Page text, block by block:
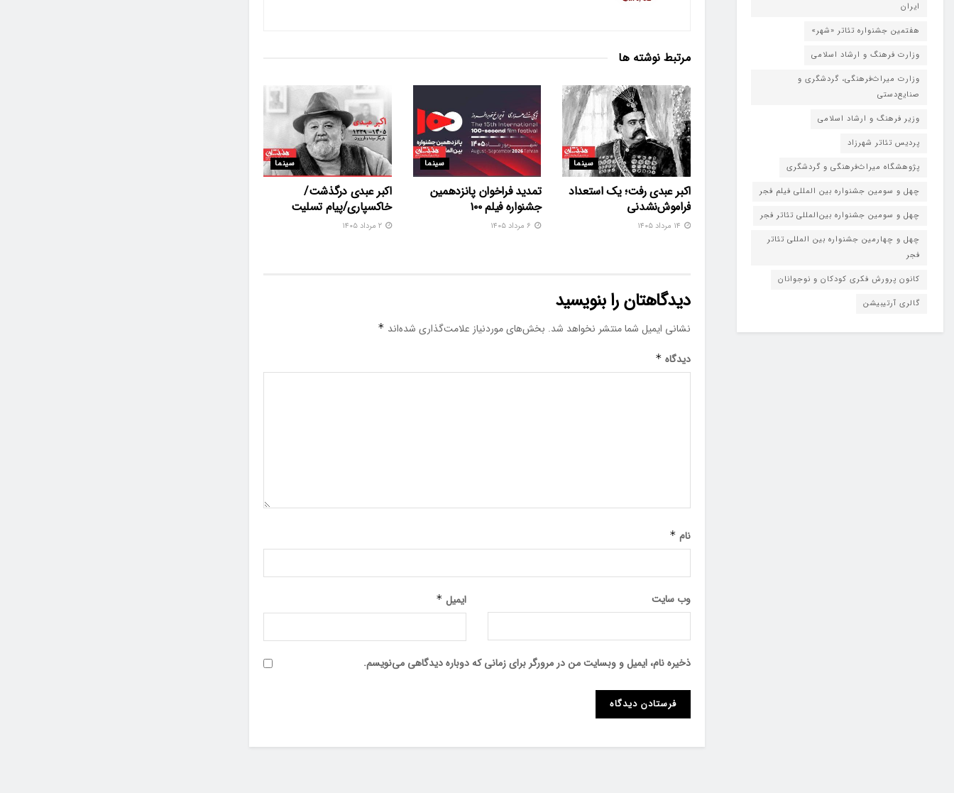
مرتبط نوشته ها
سینما
اکبر عبدی رفت؛ یک استعداد
فراموش‌نشدنی
سینما
تمدید فراخوان پانزدهمین
جشنواره فیلم ۱۰۰
سینما
اکبر عبدی درگذشت/
خاکسپاری/پیام تسلیت
۲ مرداد ۱۴۰۵
دیدگاهتان را بنویسید
نشانی ایمیل شما منتشر نخواهد شد. بخش‌های موردنیاز علامت‌گذاری شده‌اند *
دیدگاه *
نام *
ایمیل * وب‌ سایت
ذخیره نام، ایمیل و وبسایت من در مرورگر برای زمانی که دوباره دیدگاهی می‌نویسم.
ایران
هفتمین جشنواره تئاتر «شهر»
وزارت فرهنگ و ارشاد اسلامی
وزارت میراث‌فرهنگی، گردشگری و
صنایع‌دستی
وزیر فرهنگ و ارشاد اسلامی
پردیس تئاتر شهرزاد
پژوهشگاه میراث‌فرهنگی و گردشگری
چهل و سومین جشنواره بین المللی فیلم فجر
چهل و سومین جشنواره بین‌المللی تئاتر فجر
چهل و چهارمین جشنواره بین المللی تئاتر
فجر
کانون پرورش فکری کودکان و نوجوانان
گالری آرتیبیشن